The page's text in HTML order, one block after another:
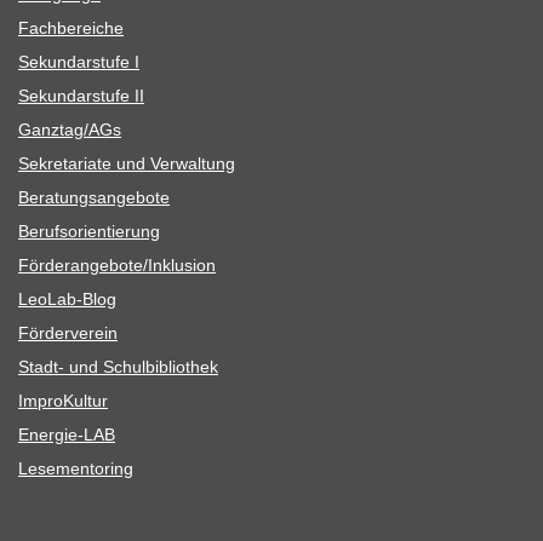
Fach­be­rei­che
Sekun­dar­stufe I
Sekun­dar­stufe II
Ganztag/​​AGs
Sekre­ta­riate und Verwaltung
Bera­tungs­an­ge­bote
Berufs­ori­en­tie­rung
Förderangebote/​​Inklusion
Leo­Lab-Blog
För­der­ver­ein
Stadt- und Schulbibliothek
Impro­Kul­tur
Ener­­gie-LAB
Lese­men­to­ring